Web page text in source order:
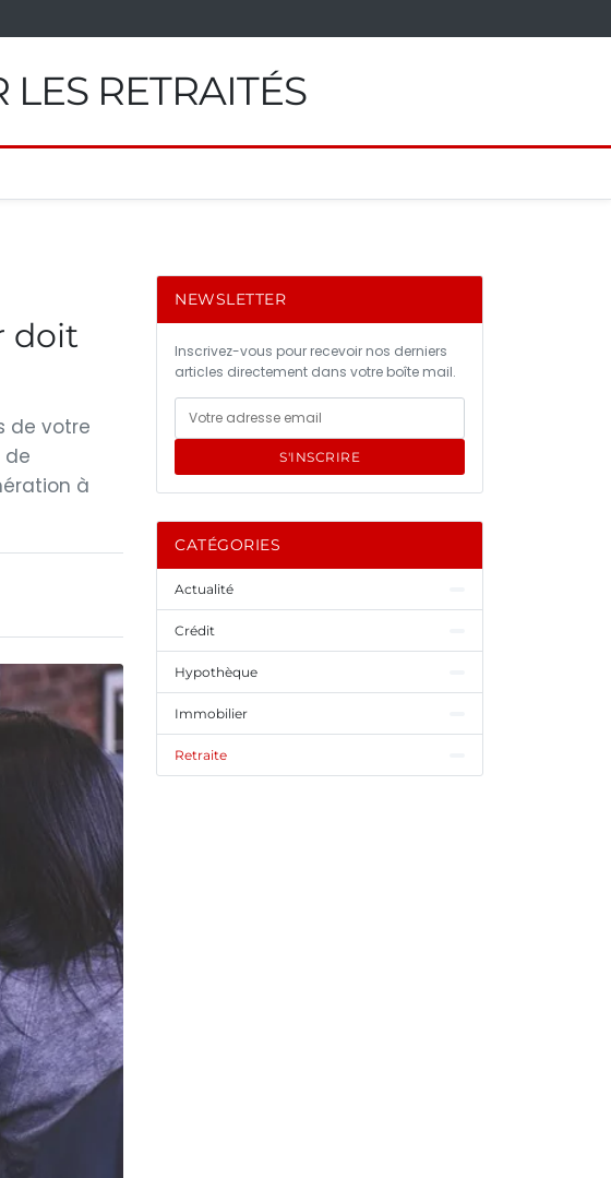
RETRAITÉS
doit
de votre
de
à
NEWSLETTER
Inscrivez-vous pour recevoir nos derniers
articles directement dans votre boîte mail.
S'INSCRIRE
CATÉGORIES
Actualité
Crédit
Hypothèque
Immobilier
Retraite